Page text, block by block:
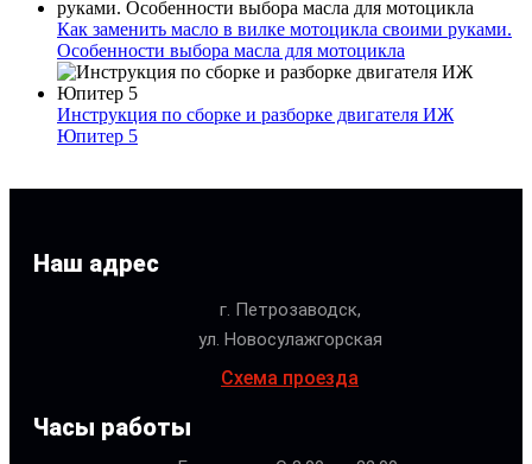
Как заменить масло в вилке мотоцикла своими руками.
Особенности выбора масла для мотоцикла
Инструкция по сборке и разборке двигателя ИЖ
Юпитер 5
Наш адрес
г. Петрозаводск,
ул. Новосулажгорская
Схема проезда
Часы работы